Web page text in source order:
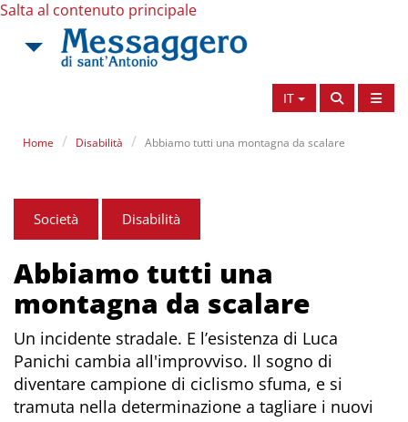
Salta al contenuto principale
IT
Home Disabilità Abbiamo tutti una montagna da scalare
Società Disabilità
Abbiamo tutti una
montagna da scalare
Un incidente stradale. E l’esistenza di Luca
Panichi cambia all'improvviso. Il sogno di
diventare campione di ciclismo sfuma, e si
tramuta nella determinazione a tagliare i nuovi